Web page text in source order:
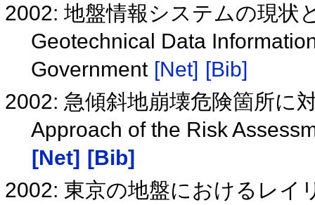
2002: 地盤情報システムの現状
Geotechnical Data
Government [Net] [Bib]
2002: 急傾斜地崩壊危険箇所に
Approach of the Risk
[Net] [Bib]
2002: 東京の地盤におけるレイ